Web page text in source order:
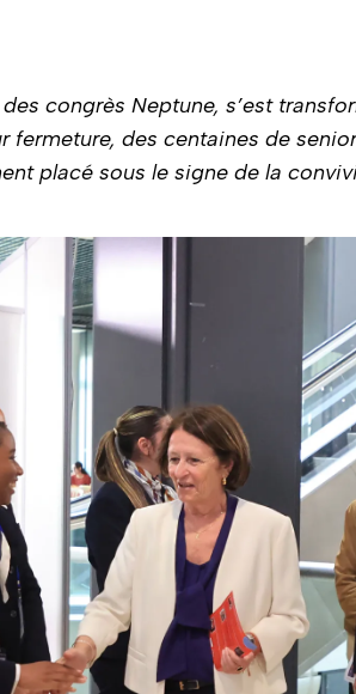
congrès Neptune, s’est
fermeture, des centaines de
placé sous le signe de la